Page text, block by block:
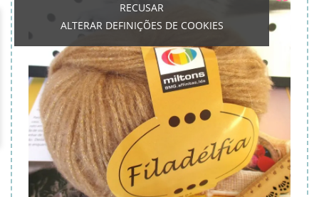
RECUSAR
ALTERAR DEFINIÇÕES DE COOKIES